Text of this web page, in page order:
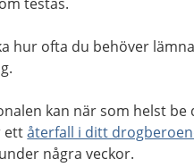
hur ofta du behöver
kan när som helst
ettåterfall i ditt
några veckor.